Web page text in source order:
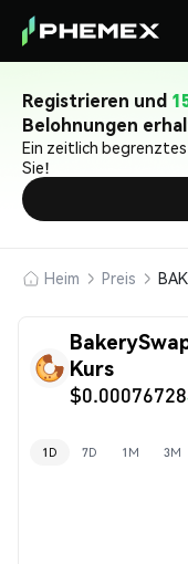
Registrieren und
Belohnungen
Ein zeitlich
Sie!
Heim Preis
Kurs
$0.00076728
1D 7D 1M 3M